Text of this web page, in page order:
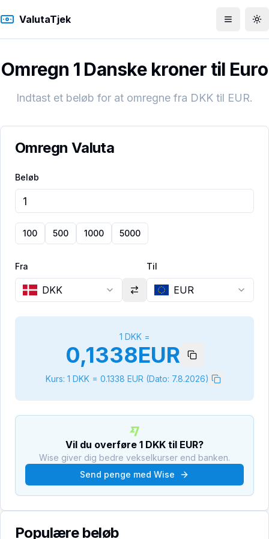
ValutaTjek Åbn menu
Omregn 1 Danske kroner til Euro
Indtast et beløb for at omregne fra DKK til EUR.
Omregn Valuta
Beløb
100 500 1000 5000
Fra
DKK
Til
EUR
1 DKK=
0,1338EUR
Kurs: 1 DKK = 0.1338 EUR (Dato: 7.8.2026)
Vil du overføre 1 DKK til EUR?
Wise giver dig bedre vekselkurser end banken.
Send penge med Wise
Populære beløb